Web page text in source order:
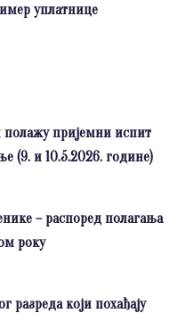
уплатнице
полажу пријемни испит
(9. и 10.5.2026. године)
– распоред полагања
року
разреда који похађају